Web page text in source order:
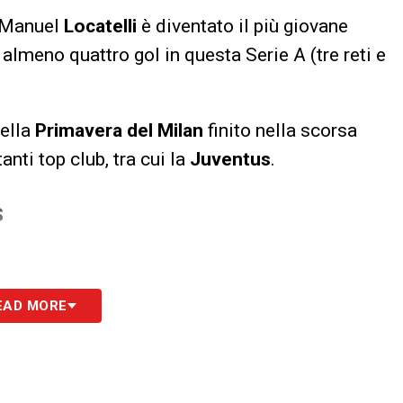
Locatelli è diventato il più giovane
quattro gol in questa Serie A (tre reti e
Primavera del Milan finito nella scorsa
top club, tra cui la Juventus.
MORE